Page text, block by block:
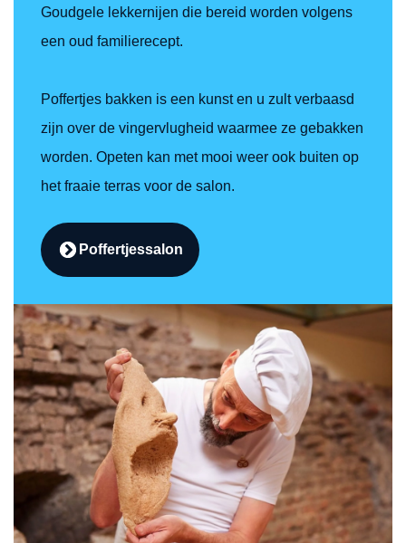
Goudgele lekkernijen die bereid worden volgens
een oud familierecept.
Poffertjes bakken is een kunst en u zult verbaasd
zijn over de vingervlugheid waarmee ze gebakken
worden. Opeten kan met mooi weer ook buiten op
het fraaie terras voor de salon.
Poffertjessalon